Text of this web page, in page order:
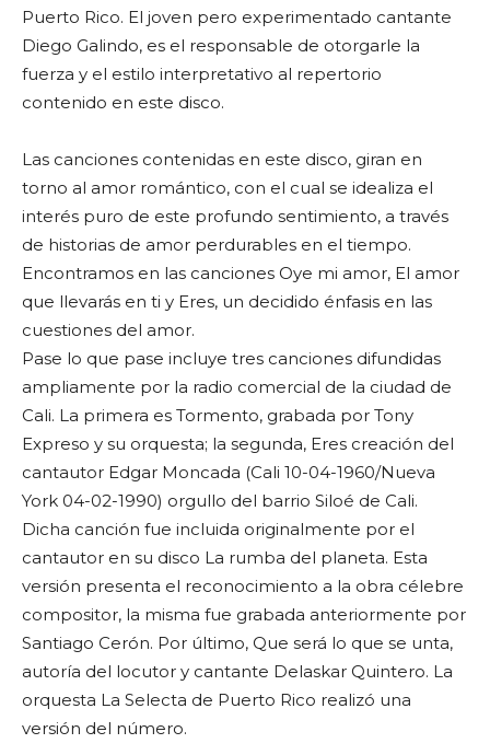
Puerto Rico. El joven pero experimentado cantante
Diego Galindo, es el responsable de otorgarle la
fuerza y el estilo interpretativo al repertorio
contenido en este disco.
Las canciones contenidas en este disco, giran en
torno al amor romántico, con el cual se idealiza el
interés puro de este profundo sentimiento, a través
de historias de amor perdurables en el tiempo.
Encontramos en las canciones Oye mi amor, El amor
que llevarás en ti y Eres, un decidido énfasis en las
cuestiones del amor.
Pase lo que pase incluye tres canciones difundidas
ampliamente por la radio comercial de la ciudad de
Cali. La primera es Tormento, grabada por Tony
Expreso y su orquesta; la segunda, Eres creación del
cantautor Edgar Moncada (Cali 10-04-1960/Nueva
York 04-02-1990) orgullo del barrio Siloé de Cali.
Dicha canción fue incluida originalmente por el
cantautor en su disco La rumba del planeta. Esta
versión presenta el reconocimiento a la obra célebre
compositor, la misma fue grabada anteriormente por
Santiago Cerón. Por último, Que será lo que se unta,
autoría del locutor y cantante Delaskar Quintero. La
orquesta La Selecta de Puerto Rico realizó una
versión del número.